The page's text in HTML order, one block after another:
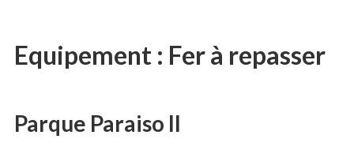
Equipement : Fer à repasser
Parque Paraiso II